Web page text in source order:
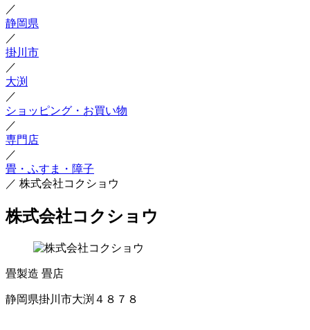
／
静岡県
／
掛川市
／
大渕
／
ショッピング・お買い物
／
専門店
／
畳・ふすま・障子
／ 株式会社コクショウ
株式会社コクショウ
畳製造 畳店
静岡県掛川市大渕４８７８